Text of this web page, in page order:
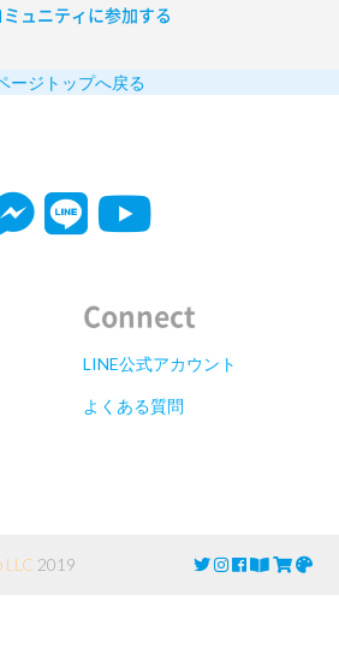
ュニティに参加する
ージトップへ戻る
Connect
LINE公式アカウント
よくある質問
LLC 2019